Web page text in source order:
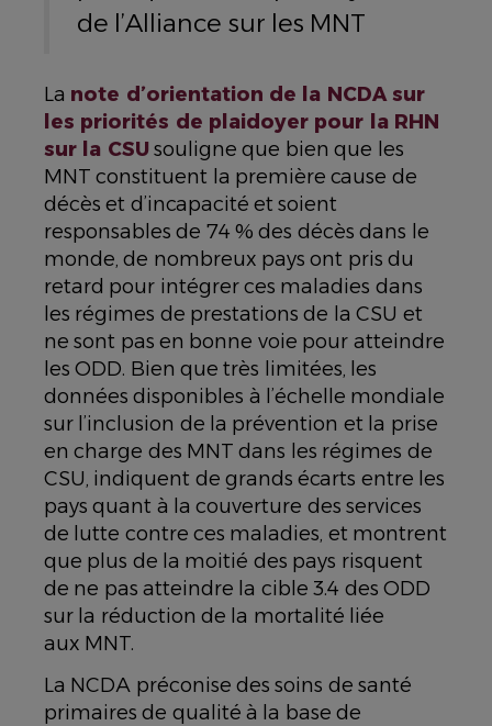
de l’Alliance sur les MNT
La note d’orientation de la NCDA sur
les priorités de plaidoyer pour la RHN
sur la CSUsouligne que bien que les
MNT constituent la première cause de
décès et d’incapacité et soient
responsables de 74 % des décès dans le
monde, de nombreux pays ont pris du
retard pour intégrer ces maladies dans
les régimes de prestations de la CSU et
ne sont pas en bonne voie pour atteindre
les ODD. Bien que très limitées, les
données disponibles à l’échelle mondiale
sur l’inclusion de la prévention et la prise
en charge des MNT dans les régimes de
CSU, indiquent de grands écarts entre les
pays quant à la couverture des services
de lutte contre ces maladies, et montrent
que plus de la moitié des pays risquent
de ne pas atteindre la cible 3.4 des ODD
sur la réduction de la mortalité liée
aux MNT.
La NCDA préconise des soins de santé
primaires de qualité à la base de